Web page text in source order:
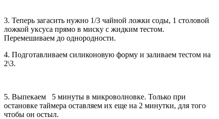
3. Теперь загасить нужно 1/3 чайной ложки соды, 1 столовой
ложкой уксуса прямо в миску с жидким тестом.
Перемешиваем до однородности.
4. Подготавливаем силиконовую форму и заливаем тестом на
2\3.
5. Выпекаем 5 минуты в микроволновке. Только при
остановке таймера оставляем их еще на 2 минутки, для того
чтобы он остыл.